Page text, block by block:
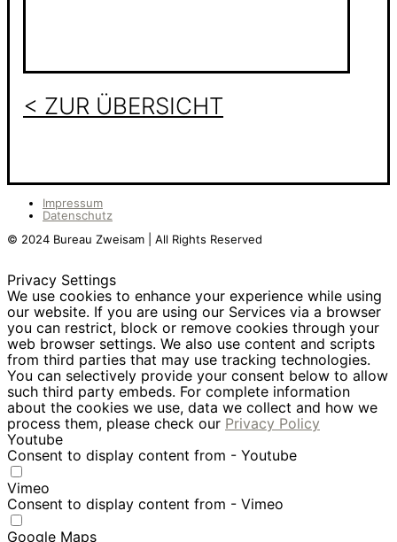
< ZUR ÜBERSICHT
Impressum
Datenschutz
© 2024 Bureau Zweisam | All Rights Reserved
Privacy Settings
We use cookies to enhance your experience while using
our website. If you are using our Services via a browser
you can restrict, block or remove cookies through your
web browser settings. We also use content and scripts
from third parties that may use tracking technologies.
You can selectively provide your consent below to allow
such third party embeds. For complete information
about the cookies we use, data we collect and how we
process them, please check our Privacy Policy
Youtube
Consent to display content from - Youtube
Vimeo
Consent to display content from - Vimeo
Google Maps